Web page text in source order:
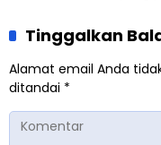
Tinggalkan
Alamat email Anda
ditandai *